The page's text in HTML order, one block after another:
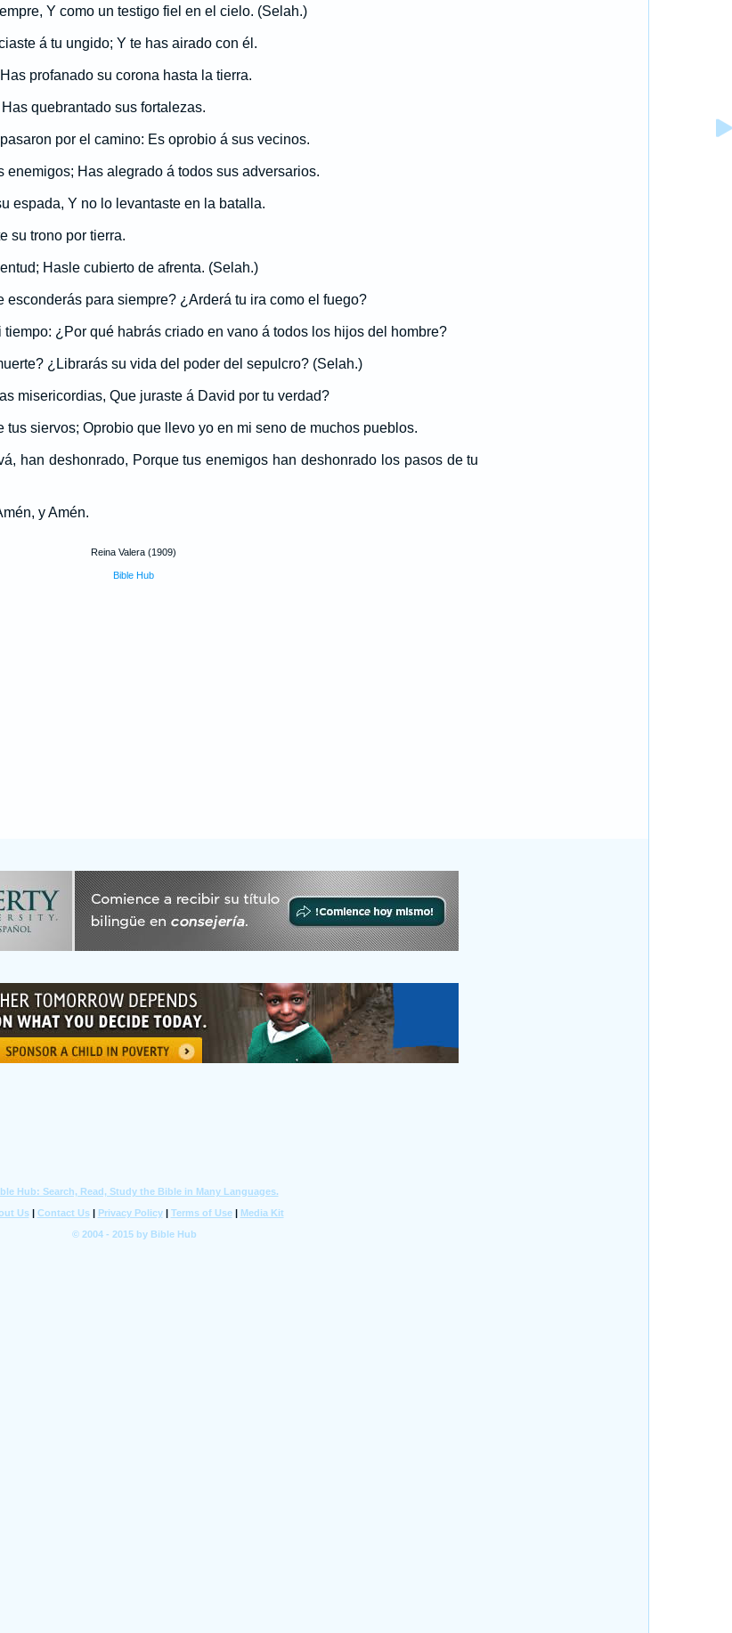
Y como un testigo fiel en el cielo. (Selah.)
á tu ungido; Y te has airado con él.
profanado su corona hasta la tierra.
quebrantado sus fortalezas.
por el camino: Es oprobio á sus vecinos.
enemigos; Has alegrado á todos sus adversarios.
espada, Y no lo levantaste en la batalla.
su trono por tierra.
Hasle cubierto de afrenta. (Selah.)
esconderás para siempre? ¿Arderá tu ira como el fuego?
¿Por qué habrás criado en vano á todos los hijos del hombre?
¿Librarás su vida del poder del sepulcro? (Selah.)
misericordias, Que juraste á David por tu verdad?
tus siervos; Oprobio que llevo yo en mi seno de muchos pueblos.
han deshonrado, Porque tus enemigos han deshonrado los pasos de tu
y Amén.
Reina Valera (1909)
Bible Hub